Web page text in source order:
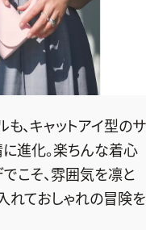
号
、キャットアイ型のサ
進化。楽ちんな着心
こそ、雰囲気を凛と
れておしゃれの冒険を